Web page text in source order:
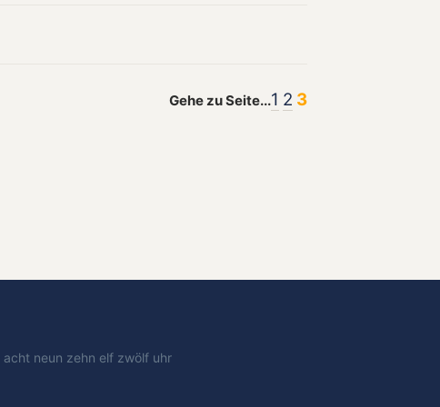
Gehe zu Seite...1 2 3
acht neun zehn elf zwölf uhr